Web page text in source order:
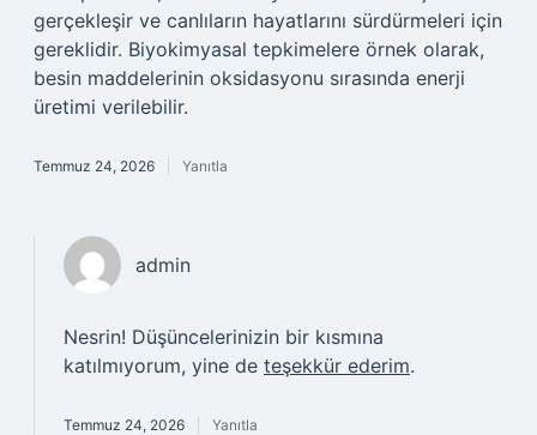
gerçekleşir ve canlıların hayatlarını sürdürmeleri için
gereklidir. Biyokimyasal tepkimelere örnek olarak,
besin maddelerinin oksidasyonu sırasında enerji
üretimi verilebilir.
Temmuz 24, 2026 Yanıtla
admin
Nesrin! Düşüncelerinizin bir kısmına
katılmıyorum, yine de teşekkür ederim.
Temmuz 24, 2026 Yanıtla